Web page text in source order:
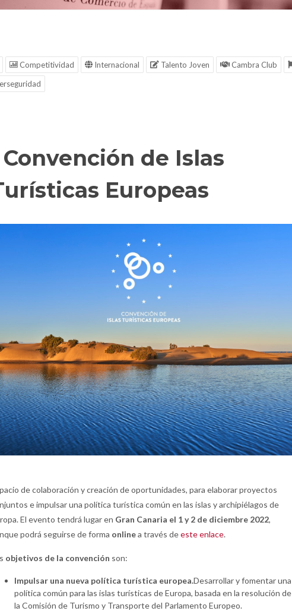
Competitividad Internacional Talento Joven Cambra Club
de Islas
Europeas
de colaboración y creación de oportunidades, para elaborar proyectos
e impulsar una política turística común en las islas y archipiélagos de
El evento tendrá lugar en Gran Canaria el 1 y 2 de diciembre 2022,
podrá seguirse de forma onlinea través deeste enlace.
objetivos de la convención son:
Impulsar una nueva política turística europea.Desarrollar y fomentar una
política común para las islas turísticas de Europa, basada en la resolución de
la Comisión de Turismo y Transporte del Parlamento Europeo.